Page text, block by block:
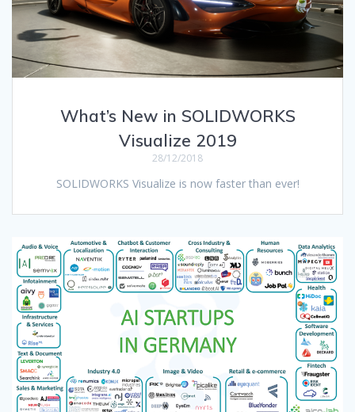
What’s New in SOLIDWORKS
Visualize 2019
28/12/2018
SOLIDWORKS Visualize is now faster than ever!